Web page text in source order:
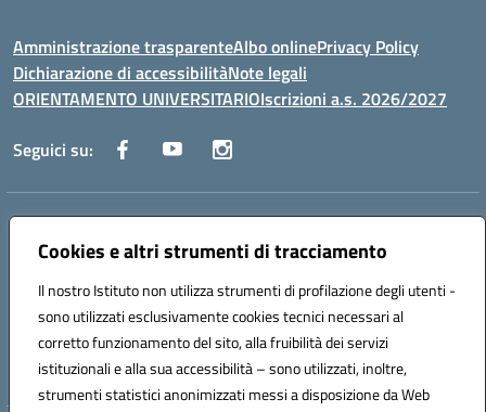
Cookies e altri strumenti di tracciamento
Il nostro Istituto non utilizza strumenti di profilazione degli utenti -
sono utilizzati esclusivamente cookies tecnici necessari al
corretto funzionamento del sito, alla fruibilità dei servizi
istituzionali e alla sua accessibilità – sono utilizzati, inoltre,
strumenti statistici anonimizzati messi a disposizione da Web
Amministrazione trasparenteAlbo onlinePrivacy Policy
Dichiarazione di accessibilitàNote legali
ORIENTAMENTO UNIVERSITARIOIscrizioni a.s. 2026/2027
Seguici su:
Indirizzo:
Centralino:0882 331218 Email:fgps210002@istruzione.it
Codice fiscale: 93071630714
Codice meccanografico:
FGPS210002
Codice unico di fatturazione (CUF): UF7W9K